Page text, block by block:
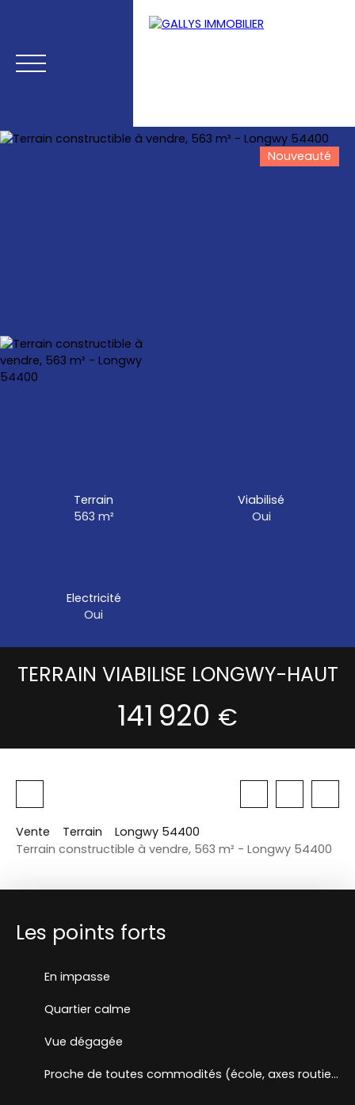
Nouveauté
Terrain
563 m²
Viabilisé
Oui
Electricité
Oui
TERRAIN VIABILISE LONGWY-HAUT
141 920 €
Vente Terrain
Longwy 54400
Terrain constructible à vendre, 563 m² - Longwy 54400
Les points forts
En impasse
Quartier calme
Vue dégagée
Proche de toutes commodités (école, axes routiers,..)